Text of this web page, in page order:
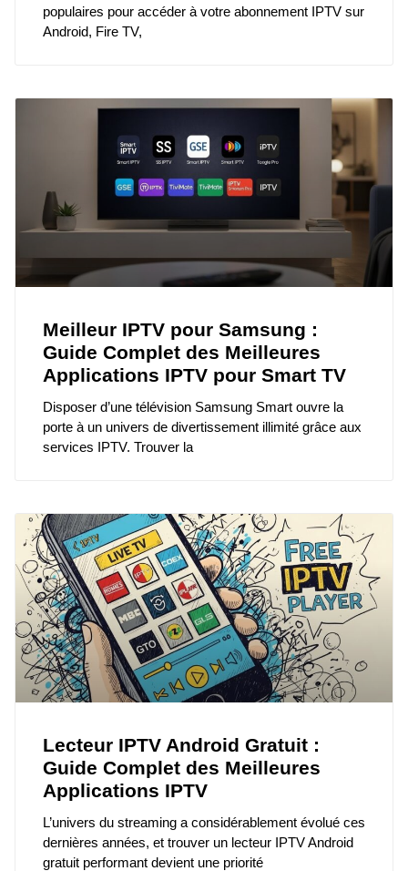
populaires pour accéder à votre abonnement IPTV sur
Android, Fire TV,
Meilleur IPTV pour Samsung :
Guide Complet des Meilleures
Applications IPTV pour Smart TV
Disposer d’une télévision Samsung Smart ouvre la
porte à un univers de divertissement illimité grâce aux
services IPTV. Trouver la
Lecteur IPTV Android Gratuit :
Guide Complet des Meilleures
Applications IPTV
L’univers du streaming a considérablement évolué ces
dernières années, et trouver un lecteur IPTV Android
gratuit performant devient une priorité